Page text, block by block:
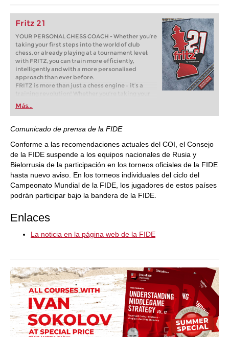
Fritz 21
YOUR PERSONAL CHESS COACH - Whether you’re
taking your first steps into the world of club
chess, or already playing at a tournament level:
with FRITZ, you can train more efficiently,
intelligently and with a more personalised
approach than ever before.
FRITZ is more than just a chess engine – it’s a
training revolution! Whether you’re taking your
first steps into the world of club chess, or already
playing at a tournament level: with FRITZ, you can
train more efficiently, intelligently and with a
more personalised approach than ever before.
Más...
Comunicado de prensa de la FIDE
Conforme a las recomendaciones actuales del COI, el Consejo
de la FIDE suspende a los equipos nacionales de Rusia y
Bielorrusia de la participación en los torneos oficiales de la FIDE
hasta nuevo aviso. En los torneos individuales del ciclo del
Campeonato Mundial de la FIDE, los jugadores de estos países
podrán participar bajo la bandera de la FIDE.
Enlaces
La noticia en la página web de la FIDE